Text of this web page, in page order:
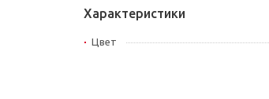
Характеристики
Цвет